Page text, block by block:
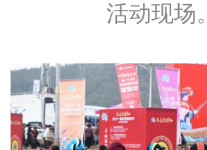
活动现场。